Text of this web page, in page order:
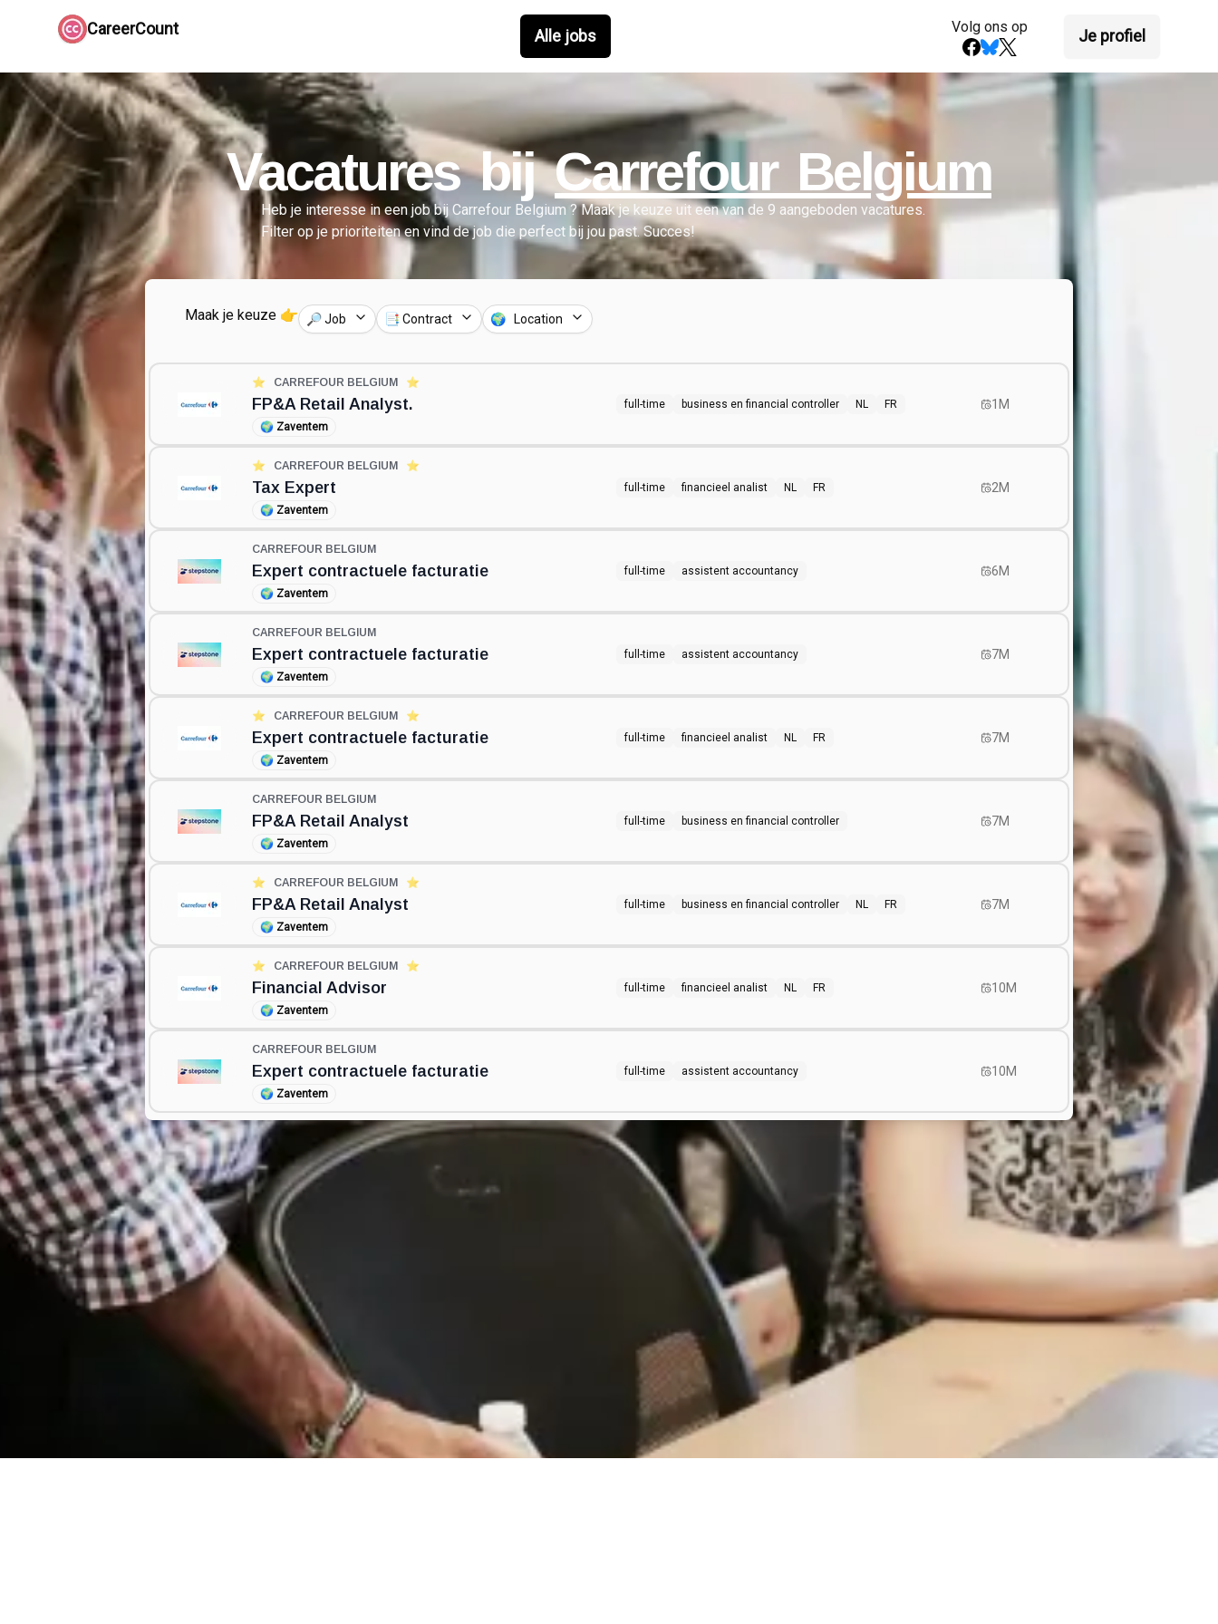
CareerCount Alle jobs Volg ons op Je profiel
Vacatures bij Carrefour Belgium
Heb je interesse in een job bij Carrefour Belgium ? Maak je keuze uit een van de 9 aangeboden vacatures.
Filter op je prioriteiten en vind de job die perfect bij jou past. Succes!
Maak je keuze 👉 🔎 Job 📑 Contract 🌍 Location
⭐️ CARREFOUR BELGIUM ⭐️
FP&A Retail Analyst.
🌍 Zaventem
full-time business en financial controller NL FR 1M
⭐️ CARREFOUR BELGIUM ⭐️
Tax Expert
🌍 Zaventem
full-time financieel analist NL FR 2M
CARREFOUR BELGIUM
Expert contractuele facturatie
🌍 Zaventem
full-time assistent accountancy 6M
CARREFOUR BELGIUM
Expert contractuele facturatie
🌍 Zaventem
full-time assistent accountancy 7M
⭐️ CARREFOUR BELGIUM ⭐️
Expert contractuele facturatie
🌍 Zaventem
full-time financieel analist NL FR 7M
CARREFOUR BELGIUM
FP&A Retail Analyst
🌍 Zaventem
full-time business en financial controller 7M
⭐️ CARREFOUR BELGIUM ⭐️
FP&A Retail Analyst
🌍 Zaventem
full-time business en financial controller NL FR 7M
⭐️ CARREFOUR BELGIUM ⭐️
Financial Advisor
🌍 Zaventem
full-time financieel analist NL FR 10M
CARREFOUR BELGIUM
Expert contractuele facturatie
🌍 Zaventem
full-time assistent accountancy 10M